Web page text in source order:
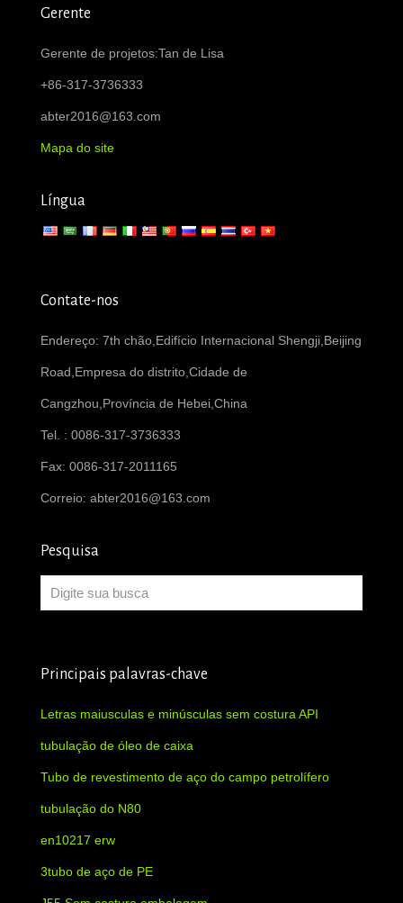
Gerente
Gerente de projetos:Tan de Lisa
+86-317-3736333
abter2016@163.com
Mapa do site
Língua
Contate-nos
Endereço: 7th chão,Edifício Internacional Shengji,Beijing
Road,Empresa do distrito,Cidade de
Cangzhou,Província de Hebei,China
Tel. : 0086-317-3736333
Fax: 0086-317-2011165
Correio: abter2016@163.com
Pesquisa
Principais palavras-chave
Letras maiusculas e minúsculas sem costura API
tubulação de óleo de caixa
Tubo de revestimento de aço do campo petrolífero
tubulação do N80
en10217 erw
3tubo de aço de PE